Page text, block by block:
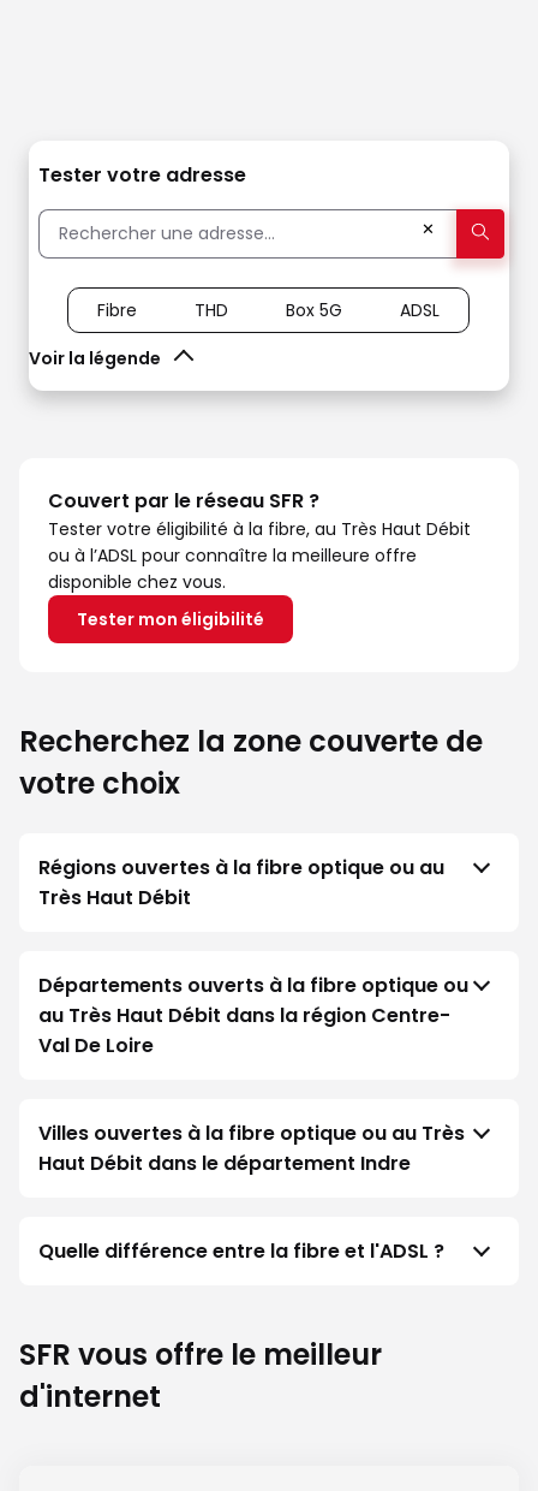
Tester votre adresse
✕
Voir la légende
Fibre THD Box 5G ADSL
Couvert par le réseau SFR ?
Tester votre éligibilité à la fibre, au Très Haut Débit
ou à l’ADSL pour connaître la meilleure offre
disponible chez vous.
Tester mon éligibilité
Recherchez la zone couverte de
votre choix
Régions ouvertes à la fibre optique ou au
Très Haut Débit
Départements ouverts à la fibre optique ou
au Très Haut Débit dans la région Centre-
Val De Loire
Villes ouvertes à la fibre optique ou au Très
Haut Débit dans le département Indre
Quelle différence entre la fibre et l'ADSL ?
SFR vous offre le meilleur
d'internet